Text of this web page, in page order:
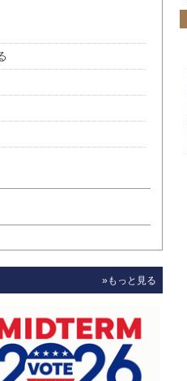
»もっと見る